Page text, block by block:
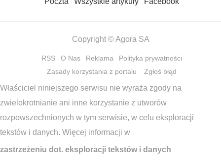
Copyright © Agora SA
RSS O Nas Reklama
Polityka prywatności
Zasady korzystania z portalu
Zgłoś błąd
Właściciel niniejszego serwisu nie wyraża zgody na
zwielokrotnianie ani inne korzystanie z utworów
rozpowszechnionych w tym serwisie, w celu eksploracji
tekstów i danych. Więcej informacji w
zastrzeżeniu dot. eksploracji tekstów i danych